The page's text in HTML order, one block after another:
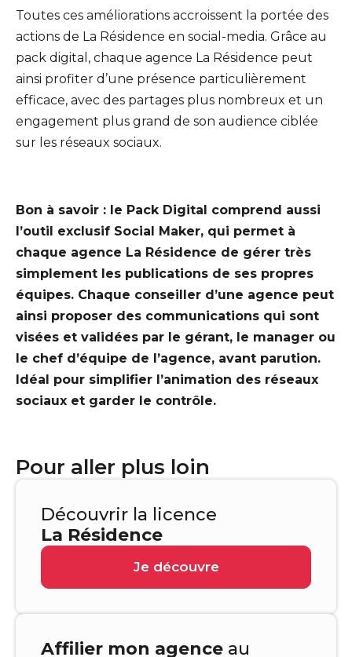
Toutes ces améliorations accroissent la portée des
actions de La Résidence en social-media. Grâce au
pack digital, chaque agence La Résidence peut
ainsi profiter d’une présence particulièrement
efficace, avec des partages plus nombreux et un
engagement plus grand de son audience ciblée
sur les réseaux sociaux.
Bon à savoir : le Pack Digital comprend aussi
l’outil exclusif Social Maker, qui permet à
chaque agence La Résidence de gérer très
simplement les publications de ses propres
équipes. Chaque conseiller d’une agence peut
ainsi proposer des communications qui sont
visées et validées par le gérant, le manager ou
le chef d’équipe de l’agence, avant parution.
Idéal pour simplifier l’animation des réseaux
sociaux et garder le contrôle.
Pour aller plus loin
Découvrir la licence
La Résidence
Je découvre
Affilier mon agence au